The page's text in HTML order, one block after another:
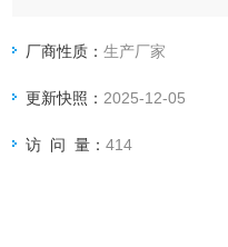
100KΩ~99GΩ，同时具有
厂商性质：生产厂家
更新快照： 2025-12-05
访 问 量：414